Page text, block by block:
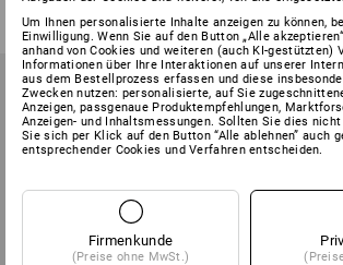
(m. MwSt.) ab 6 Pack (m. MwSt.)
Um Ihnen personalisierte Inhalte anzeigen zu können,
Einwilligung. Wenn Sie auf den Button „Alle
anhand von Cookies und weiteren (auch KI-gestützten)
Informationen über Ihre Interaktionen auf unserer
aus dem Bestellprozess erfassen und diese
Zwecken nutzen: personalisierte, auf Sie
Anzeigen, passgenaue Produktempfehlungen,
Anzeigen- und Inhaltsmessungen. Sollten Sie dies nicht
Sie sich per Klick auf den Button “Alle ablehnen” auch
entsprechender Cookies und Verfahren entscheiden.
Firmenkunde
(Preise ohne MwSt.)